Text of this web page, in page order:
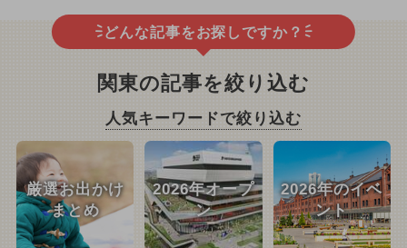
どんな記事をお探しですか？
関東の記事を絞り込む
人気キーワードで絞り込む
厳選お出かけ
まとめ
2026年オープ
ン
2026年のイベ
ント